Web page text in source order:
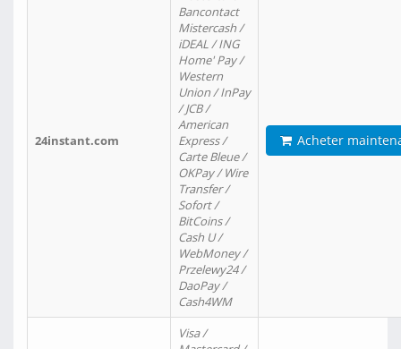
24instant.com
Bancontact
Mistercash /
iDEAL / ING
Home' Pay /
Western
Union / InPay
/ JCB /
American
Express /
Carte Bleue /
OKPay / Wire
Transfer /
Sofort /
BitCoins /
Cash U /
WebMoney /
Przelewy24 /
DaoPay /
Cash4WM
Acheter
Visa /